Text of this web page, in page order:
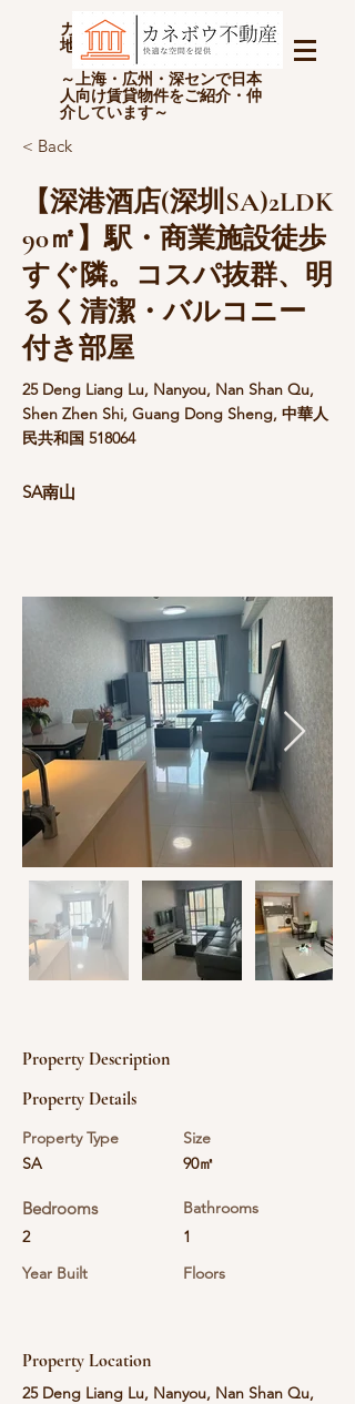
カネボウ不動産(上海金坊房
地产经纪有限公司)
～上海・広州・深センで日本
人向け賃貸物件をご紹介・仲
介しています～
< Back
【深港酒店(深圳SA)2LDK
90㎡】駅・商業施設徒歩
すぐ隣。コスパ抜群、明
るく清潔・バルコニー
付き部屋
25 Deng Liang Lu, Nanyou, Nan Shan Qu,
Shen Zhen Shi, Guang Dong Sheng, 中華人
民共和国 518064
SA南山
Property Description
Property Details
Property Type
SA
Bedrooms
2
Year Built
Size
90㎡
Bathrooms
1
Floors
Property Location
25 Deng Liang Lu, Nanyou, Nan Shan Qu,